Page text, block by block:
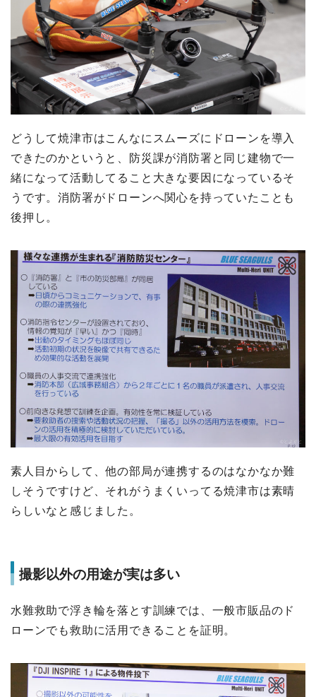
どうして焼津市はこんなにスムーズにドローンを導入
できたのかというと、防災課が消防署と同じ建物で一
緒になって活動してること大きな要因になっているそ
うです。消防署がドローンへ関心を持っていたことも
後押し。
素人目からして、他の部局が連携するのはなかなか難
しそうですけど、それがうまくいってる焼津市は素晴
らしいなと感じました。
撮影以外の用途が実は多い
水難救助で浮き輪を落とす訓練では、一般市販品のド
ローンでも救助に活用できることを証明。